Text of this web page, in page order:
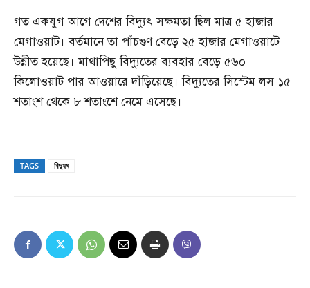
গত একযুগ আগে দেশের বিদ্যুৎ সক্ষমতা ছিল মাত্র ৫ হাজার
মেগাওয়াট। বর্তমানে তা পাঁচগুণ বেড়ে ২৫ হাজার মেগাওয়াটে
উন্নীত হয়েছে। মাথাপিছু বিদ্যুতের ব্যবহার বেড়ে ৫৬০
কিলোওয়াট পার আওয়ারে দাঁড়িয়েছে। বিদ্যুতের সিস্টেম লস ১৫
শতাংশ থেকে ৮ শতাংশে নেমে এসেছে।
TAGS বিদ্যুৎ